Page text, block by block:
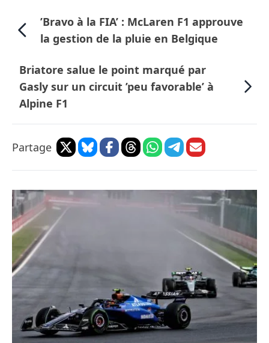
’Bravo à la FIA’ : McLaren F1 approuve
la gestion de la pluie en Belgique
Briatore salue le point marqué par
Gasly sur un circuit ’peu favorable’ à
Alpine F1
Partage